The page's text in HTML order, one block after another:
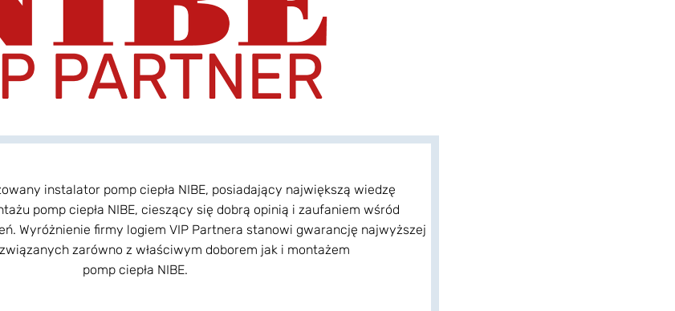
instalator pomp ciepła NIBE, posiadający największą wiedzę
pomp ciepła NIBE, cieszący się dobrą opinią i zaufaniem wśród
Wyróżnienie firmy logiem VIP Partnera stanowi gwarancję najwyższej
zarówno z właściwym doborem jak i montażem
pomp ciepła NIBE.